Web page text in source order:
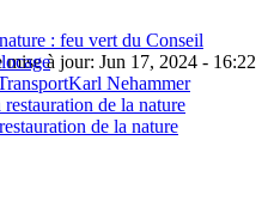
: feu vert du Conseil
mise à jour: Jun 17, 2024 - 16:22
Karl Nehammer
de la nature
restauration de la nature